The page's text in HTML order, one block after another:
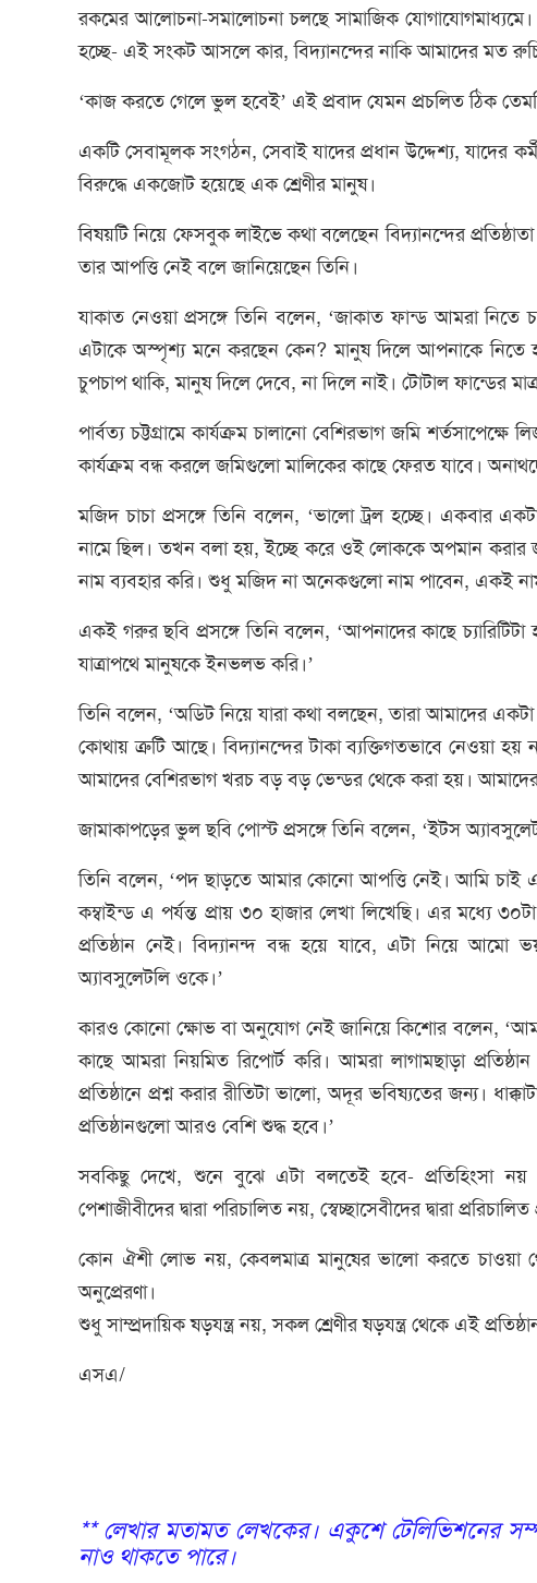
রকমের আলোচনা-সমালোচনা চলছে সামাজিক
হচ্ছে- এই সংকট আসলে কার, বিদ্যানন্দের নাকি আমাদের মত
‘কাজ করতে গেলে ভুল হবেই’ এই প্রবাদ যেমন প্রচলিত ঠিক
একটি সেবামূলক সংগঠন, সেবাই যাদের প্রধান উদ্দেশ্য, যাদের
বিরুদ্ধে একজোট হয়েছে এক শ্রেণীর মানুষ।
বিষয়টি নিয়ে ফেসবুক লাইভে কথা বলেছেন বিদ্যানন্দের
তার আপত্তি নেই বলে জানিয়েছেন তিনি।
যাকাত নেওয়া প্রসঙ্গে তিনি বলেন, ‘জাকাত ফান্ড আমরা
এটাকে অস্পৃশ্য মনে করছেন কেন? মানুষ দিলে আপনাকে
চুপচাপ থাকি, মানুষ দিলে দেবে, না দিলে নাই। টোটাল ফান্ডের
পার্বত্য চট্টগ্রামে কার্যক্রম চালানো বেশিরভাগ জমি
কার্যক্রম বন্ধ করলে জমিগুলো মালিকের কাছে ফেরত যাবে।
মজিদ চাচা প্রসঙ্গে তিনি বলেন, ‘ভালো ট্রল হচ্ছে। একবার
নামে ছিল। তখন বলা হয়, ইচ্ছে করে ওই লোককে অপমান
নাম ব্যবহার করি। শুধু মজিদ না অনেকগুলো নাম পাবেন, একই
একই গরুর ছবি প্রসঙ্গে তিনি বলেন, ‘আপনাদের কাছে
যাত্রাপথে মানুষকে ইনভলভ করি।’
তিনি বলেন, ‘অডিট নিয়ে যারা কথা বলছেন, তারা আমাদের
কোথায় ত্রুটি আছে। বিদ্যানন্দের টাকা ব্যক্তিগতভাবে নেওয়া হয়
আমাদের বেশিরভাগ খরচ বড় বড় ভেন্ডর থেকে করা হয়।
জামাকাপড়ের ভুল ছবি পোস্ট প্রসঙ্গে তিনি বলেন, ‘ইটস
তিনি বলেন, ‘পদ ছাড়তে আমার কোনো আপত্তি নেই। আমি
কম্বাইন্ড এ পর্যন্ত প্রায় ৩০ হাজার লেখা লিখেছি। এর
প্রতিষ্ঠান নেই। বিদ্যানন্দ বন্ধ হয়ে যাবে, এটা নিয়ে
অ্যাবসুলেটলি ওকে।’
কারও কোনো ক্ষোভ বা অনুযোগ নেই জানিয়ে কিশোর বলেন, ‘আমরা
কাছে আমরা নিয়মিত রিপোর্ট করি। আমরা লাগামছাড়া
প্রতিষ্ঠানে প্রশ্ন করার রীতিটা ভালো, অদূর ভবিষ্যতের জন্য।
প্রতিষ্ঠানগুলো আরও বেশি শুদ্ধ হবে।’
সবকিছু দেখে, শুনে বুঝে এটা বলতেই হবে- প্রতিহিংসা নয়
পেশাজীবীদের দ্বারা পরিচালিত নয়, স্বেচ্ছাসেবীদের দ্বারা প্ররিচালিত
কোন ঐশী লোভ নয়, কেবলমাত্র মানুষের ভালো করতে চাওয়া
অনুপ্রেরণা।
শুধু সাম্প্রদায়িক ষড়যন্ত্র নয়, সকল শ্রেণীর ষড়যন্ত্র থেকে এই
এসএ/
** লেখার মতামত লেখকের। একুশে টেলিভিশনের
নাও থাকতে পারে।